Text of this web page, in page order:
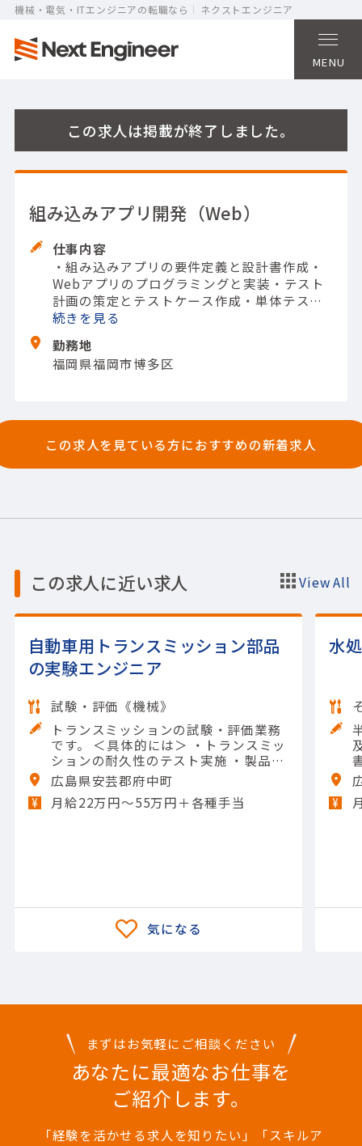
機械・電気・ITエンジニアの転職なら ネクストエンジニア
MENU
この求人は掲載が終了しました。
組み込みアプリ開発（Web）
仕事内容
・組み込みアプリの要件定義と設計書作成 ・
Webアプリのプログラミングと実装 ・テスト
計画の策定とテストケース作成 ・単体テスト
および統合テストの実施
ム開発)システムインテグレーター
ル】JavaScript; HTML; その他
続きを
勤務地
福岡県福岡市博多区
この求人を見ている方におすすめの新着求人
この求人に近い求人 View All
自動車用トランスミッション部品
の実験エンジニア
試験・評価《機械》
トランスミッションの試験・評価業務
です。 ＜具体的には＞ ・トランスミッ
ションの耐久性のテスト実施 ・製品の
熱への強さの評価 ・構造上の強度の確
認 ・異音や揺れが発生しないかのチェ
ック ・テスト結果のデータ取りまとめ
広島県安芸郡府中町
月給22万円〜55万円＋各種手当
水
まずはお気軽にご相談ください
あなたに最適なお仕事を
ご紹介します。
「経験を活かせる求人を知りたい」「スキルア